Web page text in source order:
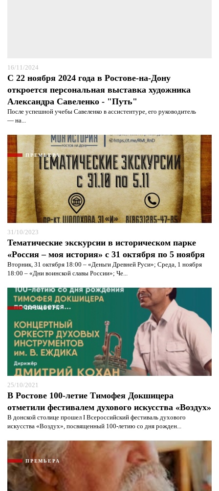
16/11/2024
С 22 ноября 2024 года в Ростове-на-Дону
откроется персональная выставка художника
Александра Савеленко - "Путь"
После успешной учебы Савеленко в ассистентуре, его руководитель
— на...
ПРЕМЬЕРА
31/10/2023
Тематические экскурсии в историческом парке
«Россия – моя история» с 31 октября по 5 ноября
Вторник, 31 октября 18:00 – «Деньги Древней Руси»; Среда, 1 ноября
18:00 – «Дни воинской славы России»; Че...
ПРЕМЬЕРА
25/10/2021
В Ростове 100-летие Тимофея Докшицера
отметили фестивалем духового искусства «Воздух»
В донской столице прошел I Всероссийский фестиваль духового
искусства «Воздух», посвященный 100-летию со дня рожден...
ПРЕМЬЕРА
Я согласен сполитикой конфиденциальности и
защиты информации*
Я согласен сполитикой конфиденциальности и
защиты информации*